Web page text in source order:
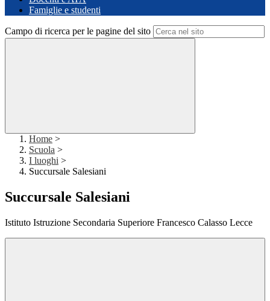
Famiglie e studenti
Campo di ricerca per le pagine del sito
Home >
Scuola >
I luoghi >
Succursale Salesiani
Succursale Salesiani
Istituto Istruzione Secondaria Superiore Francesco Calasso Lecce